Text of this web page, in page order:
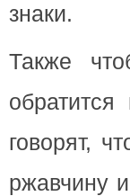
знаки.
Также
говорят,
ржавчину